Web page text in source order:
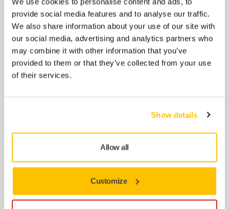
provide social media features and to analyse our traffic.
We also share information about your use of our site with
our social media, advertising and analytics partners who
may combine it with other information that you’ve
provided to them or that they’ve collected from your use
of their services.
Show details
Allow all
Customize
Prijs vanaf
39,88 €
Interface Styro Ø 225 8+1 holes Grip
Interface developed for sanding polystyrene
insulation panels. Suits ® Mirka LEROS and
Interface Ø 175 mm 37 gaten Grip
Zorgt voor een zachter schuurresultaat en
verbeterd schuurcomfort.